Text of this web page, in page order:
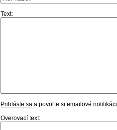
Text:
Prihláste sa a povoľte si emailové
Overovací text: